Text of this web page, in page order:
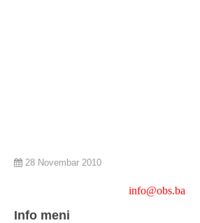
28 Novembar 2010
info@obs.ba
Info meni